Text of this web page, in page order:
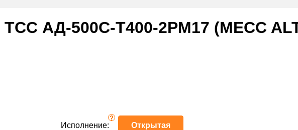
АД-500С-Т400-2РМ17 (MECC
Исполнение:
?
Открытая